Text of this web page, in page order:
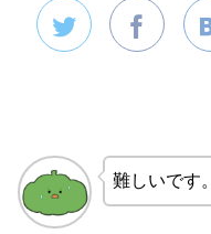
難しいです。